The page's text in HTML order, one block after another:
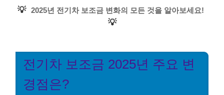
💡 2025년 전기차 보조금 변화의 모든 것을 알아보세요!
💡
전기차 보조금 2025년 주요 변
경점은?